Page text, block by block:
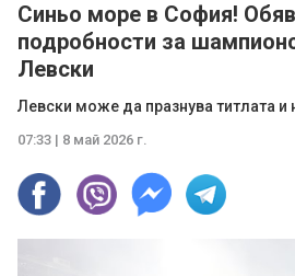
Синьо море в София!
подробности за
Левски
Левски може да празнува титлата и
07:33 | 8 май 2026 г.